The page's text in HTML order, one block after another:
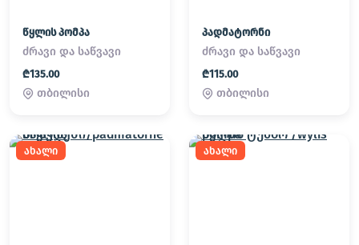
წყლის პომპა
ძრავი და საწვავი
₾135.00
თბილისი
პადმატორნი
ძრავი და საწვავი
₾115.00
თბილისი
ახალი ახალი